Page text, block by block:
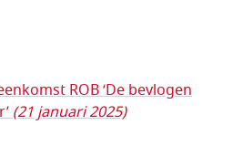
ROB ‘De bevlogen
(21 januari 2025)